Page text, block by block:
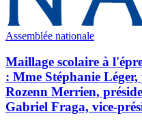
Assemblée nationale
Maillage scolaire à
: Mme Stéphanie
Rozenn Merrien,
Gabriel Fraga, vice-